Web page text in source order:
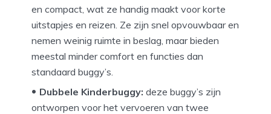
en compact, wat ze handig maakt voor korte
uitstapjes en reizen. Ze zijn snel opvouwbaar en
nemen weinig ruimte in beslag, maar bieden
meestal minder comfort en functies dan
standaard buggy’s.
Dubbele Kinderbuggy: deze buggy’s zijn
ontworpen voor het vervoeren van twee